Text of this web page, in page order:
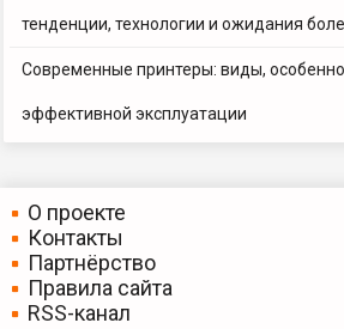
тенденции, технологии и ожидания
Современные принтеры: виды,
эффективной эксплуатации
О проекте
Контакты
Партнёрство
Правила сайта
RSS-канал